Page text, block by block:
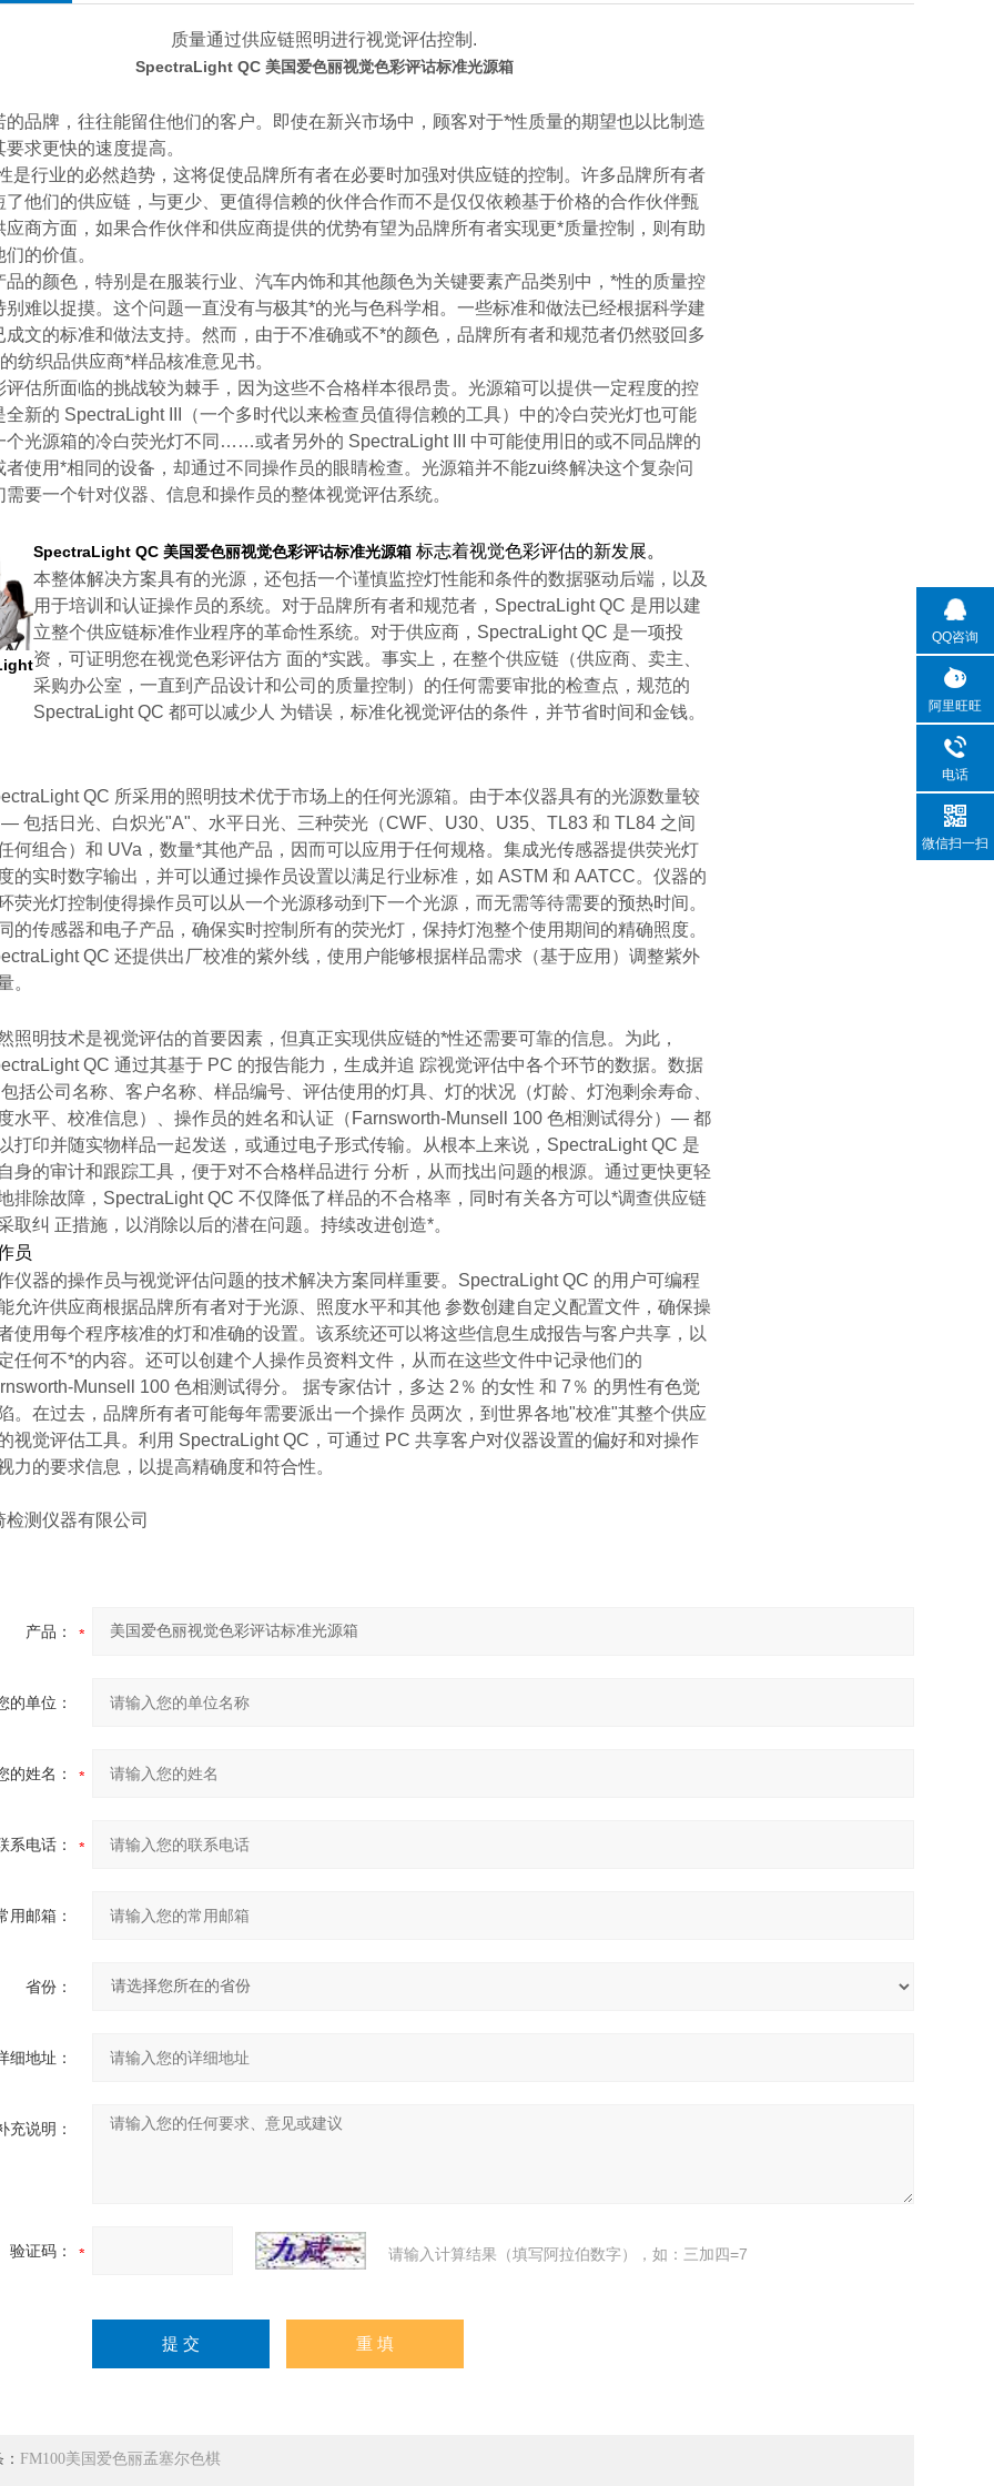
质量通过供应链照明进行视觉评估控制.
SpectraLight QC 美国爱色丽视觉色彩评诂标准光源箱
的品牌，往往能留住他们的客户。即使在新兴市场中，顾客对于*性质量的期望也以比制造
求更快的速度提高。
是行业的必然趋势，这将促使品牌所有者在必要时加强对供应链的控制。许多品牌所有者
了他们的供应链，与更少、更值得信赖的伙伴合作而不是仅仅依赖基于价格的合作伙伴甄
应商方面，如果合作伙伴和供应商提供的优势有望为品牌所有者实现更*质量控制，则有助
的价值。
品的颜色，特别是在服装行业、汽车内饰和其他颜色为关键要素产品类别中，*性的质量控
别难以捉摸。这个问题一直没有与极其*的光与色科学相。一些标准和做法已经根据科学建
成文的标准和做法支持。然而，由于不准确或不*的颜色，品牌所有者和规范者仍然驳回多
纺织品供应商*样品核准意见书。
评估所面临的挑战较为棘手，因为这些不合格样本很昂贵。光源箱可以提供一定程度的控
全新的 SpectraLight III（一个多时代以来检查员值得信赖的工具）中的冷白荧光灯也可能
个光源箱的冷白荧光灯不同……或者另外的 SpectraLight III 中可能使用旧的或不同品牌的
使用*相同的设备，却通过不同操作员的眼睛检查。光源箱并不能zui终解决这个复杂问
需要一个针对仪器、信息和操作员的整体视觉评估系统。
SpectraLight QC 美国爱色丽视觉色彩评诂标准光源箱 标志着视觉色彩评估的新发展。
本整体解决方案具有的光源，还包括一个谨慎监控灯性能和条件的数据驱动后端，以及
用于培训和认证操作员的系统。对于品牌所有者和规范者，SpectraLight QC 是用以建
立整个供应链标准作业程序的革命性系统。对于供应商，SpectraLight QC 是一项投
资，可证明您在视觉色彩评估方 面的*实践。事实上，在整个供应链（供应商、卖主、
采购办公室，一直到产品设计和公司的质量控制）的任何需要审批的检查点，规范的
SpectraLight QC 都可以减少人 为错误，标准化视觉评估的条件，并节省时间和金钱。
QC 所采用的照明技术优于市场上的任何光源箱。由于本仪器具有的光源数量较
包括日光、白炽光"A"、水平日光、三种荧光（CWF、U30、U35、TL83 和 TL84 之间
何组合）和 UVa，数量*其他产品，因而可以应用于任何规格。集成光传感器提供荧光灯
的实时数字输出，并可以通过操作员设置以满足行业标准，如 ASTM 和 AATCC。仪器的
荧光灯控制使得操作员可以从一个光源移动到下一个光源，而无需等待需要的预热时间。
的传感器和电子产品，确保实时控制所有的荧光灯，保持灯泡整个使用期间的精确照度。
QC 还提供出厂校准的紫外线，使用户能够根据样品需求（基于应用）调整紫外
。
照明技术是视觉评估的首要因素，但真正实现供应链的*性还需要可靠的信息。为此，
QC 通过其基于 PC 的报告能力，生成并追 踪视觉评估中各个环节的数据。数据
括公司名称、客户名称、样品编号、评估使用的灯具、灯的状况（灯龄、灯泡剩余寿命、
水平、校准信息）、操作员的姓名和认证（Farnsworth-Munsell 100 色相测试得分）— 都
打印并随实物样品一起发送，或通过电子形式传输。从根本上来说，SpectraLight QC 是
身的审计和跟踪工具，便于对不合格样品进行 分析，从而找出问题的根源。通过更快更轻
排除故障，SpectraLight QC 不仅降低了样品的不合格率，同时有关各方可以*调查供应链
取纠 正措施，以消除以后的潜在问题。持续改进创造*。
员
仪器的操作员与视觉评估问题的技术解决方案同样重要。SpectraLight QC 的用户可编程
允许供应商根据品牌所有者对于光源、照度水平和其他 参数创建自定义配置文件，确保操
使用每个程序核准的灯和准确的设置。该系统还可以将这些信息生成报告与客户共享，以
任何不*的内容。还可以创建个人操作员资料文件，从而在这些文件中记录他们的
Munsell 100 色相测试得分。 据专家估计，多达 2％ 的女性 和 7％ 的男性有色觉
。在过去，品牌所有者可能每年需要派出一个操作 员两次，到世界各地"校准"其整个供应
视觉评估工具。利用 SpectraLight QC，可通过 PC 共享客户对仪器设置的偏好和对操作
力的要求信息，以提高精确度和符合性。
检测仪器有限公司
产品：
的单位：
的姓名：
系电话：
用邮箱：
省份：
细地址：
充说明：
验证码： 请输入计算结果（填写阿拉伯数字），如：三加四=7
FM100美国爱色丽孟塞尔色棋
QQ咨询
阿里旺旺
电话
微信扫一扫